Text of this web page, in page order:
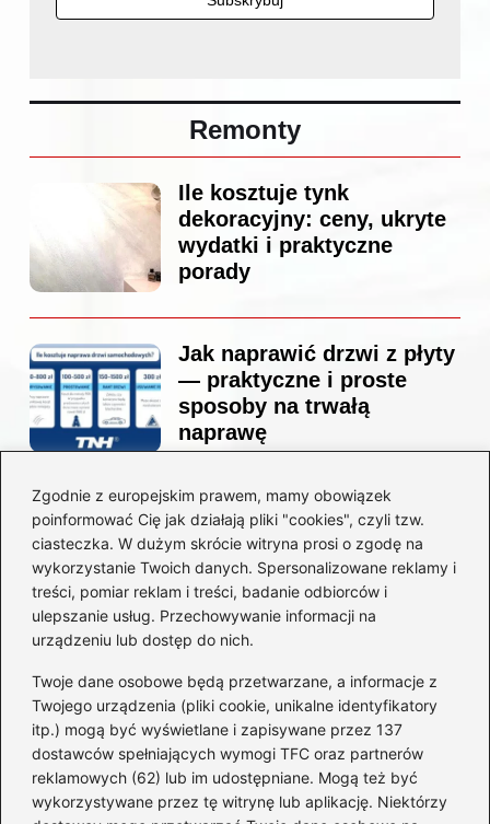
Zgodnie z europejskim prawem, mamy obowiązek
poinformować Cię jak działają pliki "cookies", czyli tzw.
ciasteczka. W dużym skrócie witryna prosi o zgodę na
wykorzystanie Twoich danych. Spersonalizowane reklamy i
treści, pomiar reklam i treści, badanie odbiorców i
ulepszanie usług. Przechowywanie informacji na
urządzeniu lub dostęp do nich.
Twoje dane osobowe będą przetwarzane, a informacje z
Twojego urządzenia (pliki cookie, unikalne identyfikatory
itp.) mogą być wyświetlane i zapisywane przez 137
dostawców spełniających wymogi TFC oraz partnerów
reklamowych (62) lub im udostępniane. Mogą też być
wykorzystywane przez tę witrynę lub aplikację. Niektórzy
Remonty
Ile kosztuje tynk
dekoracyjny: ceny, ukryte
wydatki i praktyczne
porady
Jak naprawić drzwi z płyty
— praktyczne i proste
sposoby na trwałą
naprawę
Ile kosztuje projekt
łazienki u architekta —
ceny, które naprawdę
zaskoczą
Jak zamontować listwę
startową do styropianu
bez błędów: krok po kroku